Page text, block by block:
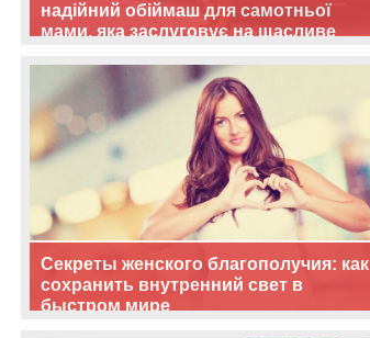
надійний обіймаш для самотньої
мами, яка заслуговує на щасливе
Секреты женского благополучия: как
сохранить внутренний свет в
быстром мире